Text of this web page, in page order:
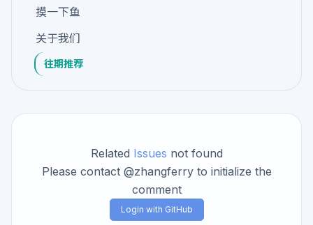
摸一下鱼
关于我们
往期推荐
Related Issues not found
Please contact @zhangferry to initialize the
comment
Login with GitHub